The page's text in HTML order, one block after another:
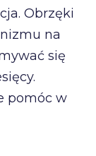
Obrzęki
na
się
pomóc w